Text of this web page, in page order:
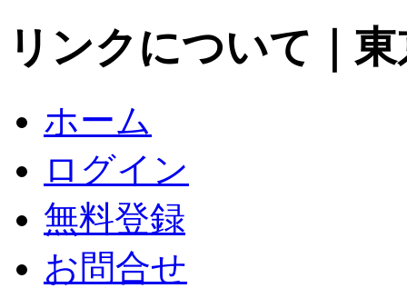
リンクについて｜
ホーム
ログイン
無料登録
お問合せ